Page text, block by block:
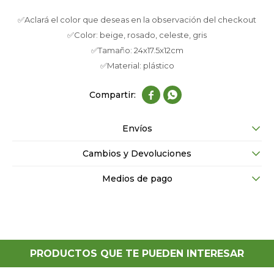
✅Aclará el color que deseas en la observación del checkout
✅Color: beige, rosado, celeste, gris
✅Tamaño: 24x17.5x12cm
✅Material: plástico
 
Envíos
Cambios y Devoluciones
Medios de pago
PRODUCTOS QUE TE PUEDEN INTERESAR